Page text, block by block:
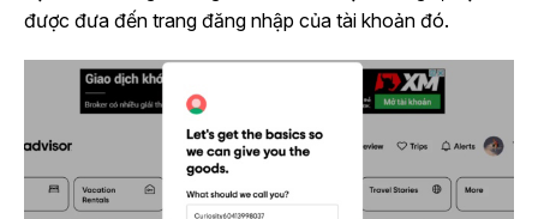
được đưa đến trang đăng nhập của tài khoản đó.